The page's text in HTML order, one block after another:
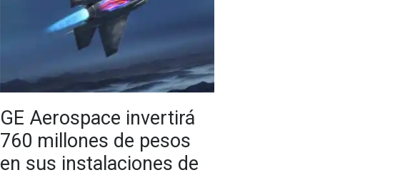
GE Aerospace invertirá
760 millones de pesos
en sus instalaciones de